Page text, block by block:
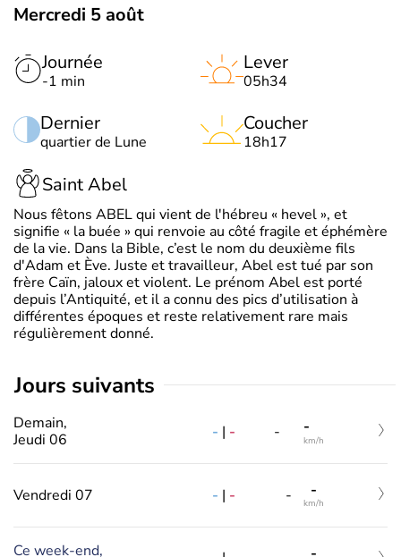
Mercredi 5 août
Journée
-1 min
Dernier
quartier de Lune
Lever
05h34
Coucher
18h17
Saint Abel
Nous fêtons ABEL qui vient de l'hébreu « hevel », et
signifie « la buée » qui renvoie au côté fragile et éphémère
de la vie. Dans la Bible, c’est le nom du deuxième fils
d'Adam et Ève. Juste et travailleur, Abel est tué par son
frère Caïn, jaloux et violent. Le prénom Abel est porté
depuis l’Antiquité, et il a connu des pics d’utilisation à
différentes époques et reste relativement rare mais
régulièrement donné.
jours suivants
Demain,
Jeudi 06
- | - - -
km/h
Vendredi 07 - | - - -
km/h
Ce week-end,